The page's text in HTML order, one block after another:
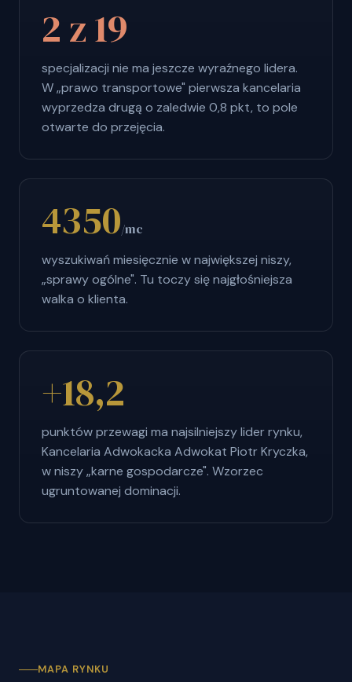
2 z 19
specjalizacji nie ma jeszcze wyraźnego lidera.
W „prawo transportowe" pierwsza kancelaria
wyprzedza drugą o zaledwie 0,8 pkt, to pole
otwarte do przejęcia.
4350/mc
wyszukiwań miesięcznie w największej niszy,
„sprawy ogólne". Tu toczy się najgłośniejsza
walka o klienta.
+18,2
punktów przewagi ma najsilniejszy lider rynku,
Kancelaria Adwokacka Adwokat Piotr Kryczka,
w niszy „karne gospodarcze". Wzorzec
ugruntowanej dominacji.
MAPA RYNKU